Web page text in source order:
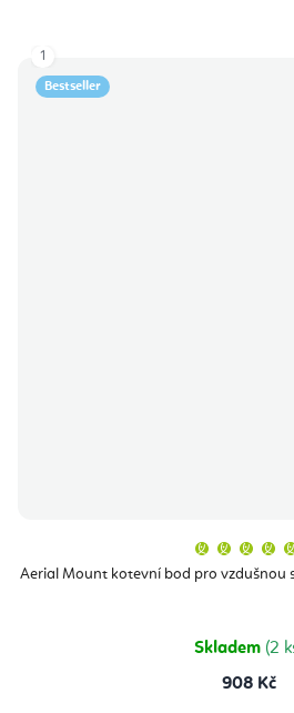
Bestseller
Aerial Mount kotevní bod pro vzdušnou
Skladem (2
908 Kč
1